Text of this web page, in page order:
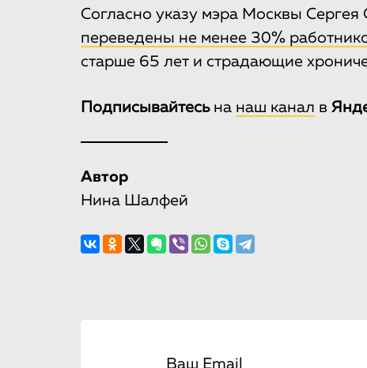
Согласно указу мэра Москвы Сергея
переведены не менее 30%
старше 65 лет и страдающие
Подписывайтесьна наш канал в
Автор
Нина Шалфей
Ваш Email